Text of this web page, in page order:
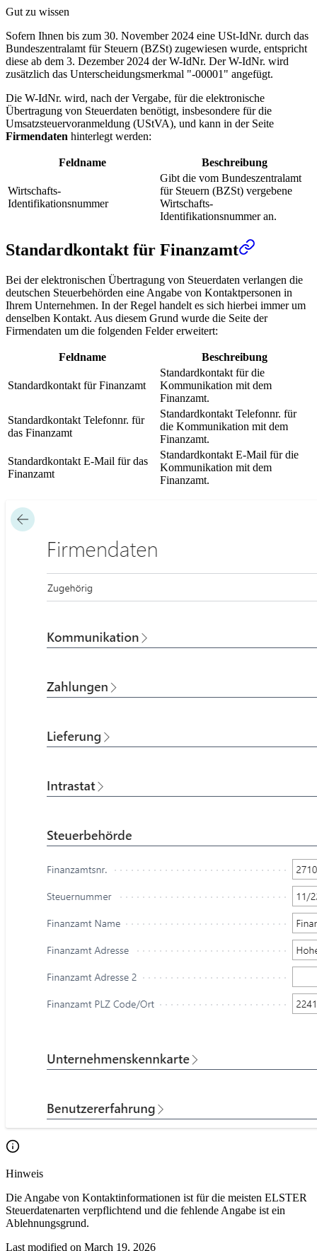
Gut zu wissen
Sofern Ihnen bis zum 30. November 2024 eine USt-IdNr. durch das
Bundeszentralamt für Steuern (BZSt) zugewiesen wurde, entspricht
diese ab dem 3. Dezember 2024 der W-IdNr. Der W-IdNr. wird
zusätzlich das Unterscheidungsmerkmal "-00001" angefügt.
Die W-IdNr. wird, nach der Vergabe, für die elektronische
Übertragung von Steuerdaten benötigt, insbesondere für die
Umsatzsteuervoranmeldung (UStVA), und kann in der Seite
Firmendaten hinterlegt werden:
Feldname Beschreibung
Wirtschafts-
Identifikationsnummer
Gibt die vom Bundeszentralamt
für Steuern (BZSt) vergebene
Wirtschafts-
Identifikationsnummer an.
Standardkontakt für Finanzamt
Bei der elektronischen Übertragung von Steuerdaten verlangen die
deutschen Steuerbehörden eine Angabe von Kontaktpersonen in
Ihrem Unternehmen. In der Regel handelt es sich hierbei immer um
denselben Kontakt. Aus diesem Grund wurde die Seite der
Firmendaten um die folgenden Felder erweitert:
Feldname Beschreibung
Standardkontakt für Finanzamt
Standardkontakt für die
Kommunikation mit dem
Finanzamt.
Standardkontakt Telefonnr. für
das Finanzamt
Standardkontakt Telefonnr. für
die Kommunikation mit dem
Finanzamt.
Standardkontakt E-Mail für das
Finanzamt
Standardkontakt E-Mail für die
Kommunikation mit dem
Finanzamt.
Hinweis
Die Angabe von Kontaktinformationen ist für die meisten ELSTER
Steuerdatenarten verpflichtend und die fehlende Angabe ist ein
Ablehnungsgrund.
Last modified on March 19, 2026